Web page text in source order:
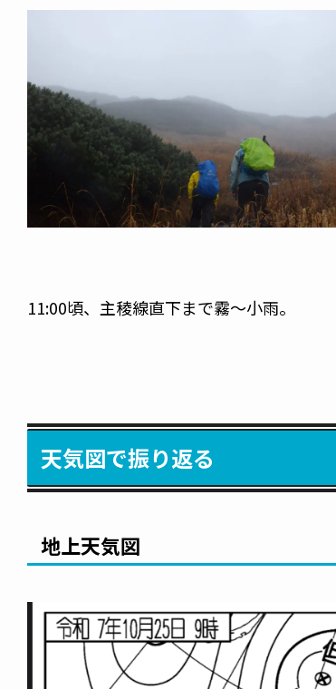
11:00頃、主稜線直下まで霧～小雨。
天気図で振り返る
地上天気図